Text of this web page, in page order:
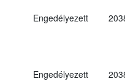
Engedélyezett
Engedélyezett